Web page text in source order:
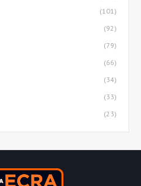
(101)
(92)
(79)
(66)
(34)
(33)
(23)